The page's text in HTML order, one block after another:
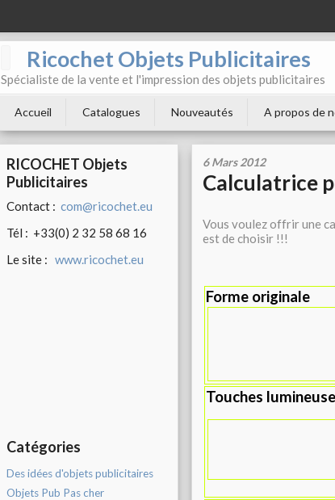
Ricochet Objets Publicitaires
Spécialiste de la vente et l'impression des objets publicitaires
Accueil Catalogues Nouveautés A propos de
RICOCHET Objets
Publicitaires
Contact : com@ricochet.eu
Tél : +33(0) 2 32 58 68 16
Le site : www.ricochet.eu
Catégories
Des idées d'objets publicitaires
Objets Pub Pas cher
6 Mars 2012
Calculatrice
Vous voulez offrir une
est de choisir !!!
Forme originale
Touches